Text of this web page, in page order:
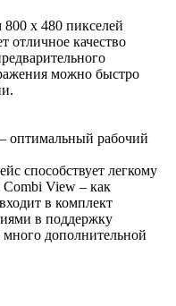
х 480 пикселей
отличное качество
можно быстро
оптимальный рабочий
способствует легкому
Combi View – как
в комплект
в поддержку
много дополнительной